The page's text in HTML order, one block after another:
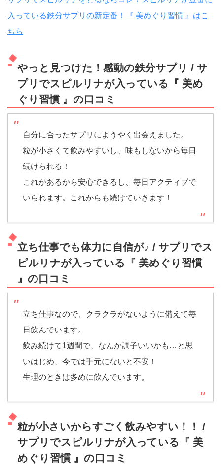
入っている鉄分サプリの新定番！『 美めぐり習慣 』はこ
ちら
やっと見つけた！感動の鉄分サプリ / サ
プリでスピルリナが入っている『 美め
ぐり習慣 』の口コミ
自分に合ったサプリにようやく出会えました。
粒が小さくて飲みやすいし、味もしないから毎日
続けられる！
これがあるから安心できるし、毎日アクティブで
いられます。これからも続けていきます！
立ち仕事でも体力に自信が♪ / サプリでス
ピルリナが入っている『 美めぐり習慣
』の口コミ
立ち仕事なので、クラクラがないように備えて毎
日飲んでいます。
飲み続けて1週間で、なんか調子いいかも…と思
いはじめ、今では手元にないと不安！
生理のときは多めに飲んでいます。
粒が小さいからすごく飲みやすい！！ /
サプリでスピルリナが入っている『 美
めぐり習慣 』の口コミ